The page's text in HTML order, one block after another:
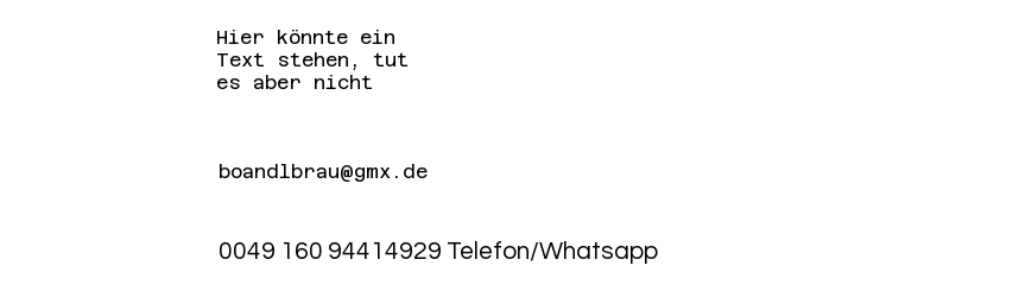
Hier könnte ein
Text stehen, tut
es aber nicht
boandlbrau@gmx.de
0049 160 94414929 Telefon/Whatsapp